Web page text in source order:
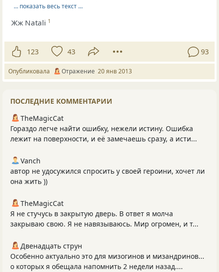
… показать весь текст …
Жж Natali 1
123 43 93
Опубликовала Отражение 20 янв 2013
ПОСЛЕДНИЕ КОММЕНТАРИИ
TheMagicCat
Гораздо легче найти ошибку, нежели истину. Ошибка
лежит на поверхности, и её замечаешь сразу, а исти...
Vanch
автор не удосужился спросить у своей героини, хочет ли
она жить ))
TheMagicCat
Я не стучусь в закрытую дверь. В ответ я молча
закрываю свою. Я не навязываюсь. Мир огромен, и т...
Двенадцать струн
Особенно актуально это для мизогинов и мизандринов...
о которых я обещала напомнить 2 недели назад....